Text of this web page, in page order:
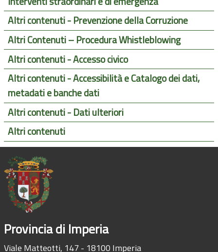
Altri contenuti - Prevenzione della Corruzione
Altri Contenuti – Procedura Whistleblowing
Altri contenuti - Accesso civico
Altri contenuti - Accessibilità e Catalogo dei dati,
metadati e banche dati
Altri contenuti - Dati ulteriori
Altri contenuti
Provincia di Imperia
Viale Matteotti, 147 - 18100 Imperia